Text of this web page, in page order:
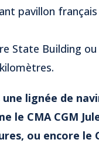
pavillon français
State Building
une lignée de
le CMA CGM
ou encore le